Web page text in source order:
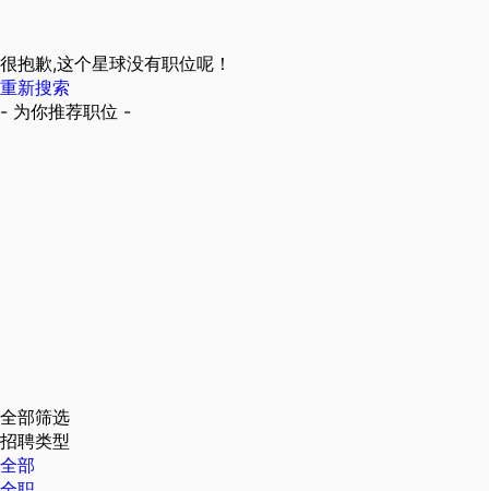
很抱歉,这个星球没有职位呢！
重新搜索
- 为你推荐职位 -
全部筛选
招聘类型
全部